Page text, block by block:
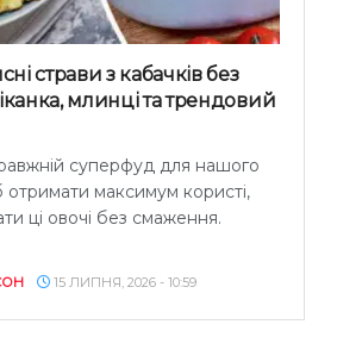
страви з кабачків без
млинці та трендовий
суперфуд для нашого
отримати максимум користі,
ці овочі без смаження.
15 ЛИПНЯ, 2026 - 10:59